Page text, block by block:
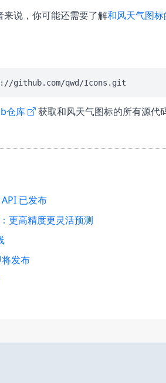
来说，你可能还需要了解和风天气图
仓库 获取和风天气图标的所有源代
已发布
更高精度更灵活预测
发布